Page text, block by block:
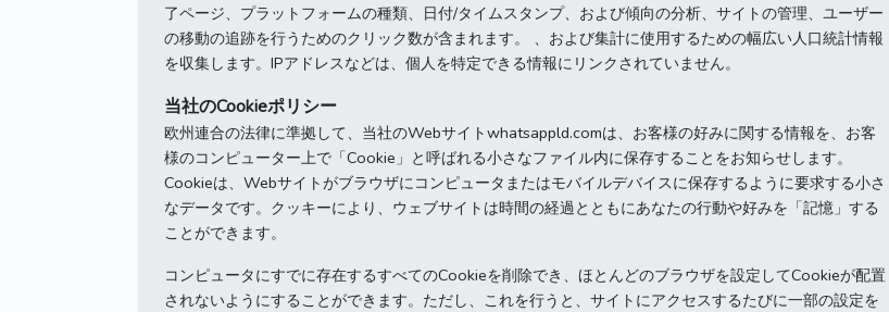
了ページ、プラットフォームの種類、日付/タイムスタンプ、および傾向の分析、サイトの管理、ユーザー
の移動の追跡を行うためのクリック数が含まれます。 、および集計に使用するための幅広い人口統計情報
を収集します。 IPアドレスなどは、個人を特定できる情報にリンクされていません。
当社のCookieポリシー
欧州連合の法律に準拠して、当社のWebサイトwhatsappld.comは、お客様の好みに関する情報を、お客
様のコンピューター上で「Cookie」と呼ばれる小さなファイル内に保存することをお知らせします。
Cookieは、Webサイトがブラウザにコンピュータまたはモバイルデバイスに保存するように要求する小さ
なデータです。 クッキーにより、ウェブサイトは時間の経過とともにあなたの行動や好みを「記憶」する
ことができます。
コンピュータにすでに存在するすべてのCookieを削除でき、ほとんどのブラウザを設定してCookieが配置
されないようにすることができます。 ただし、これを行うと、サイトにアクセスするたびに一部の設定を